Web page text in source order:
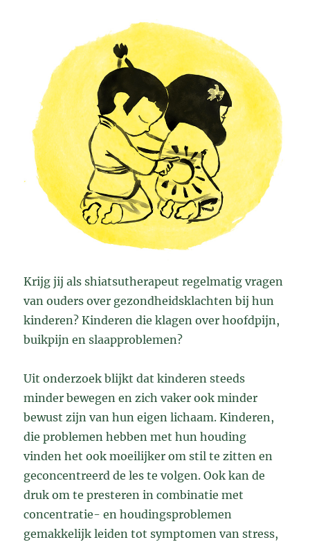
Krijg jij als shiatsutherapeut regelmatig vragen
van ouders over gezondheidsklachten bij hun
kinderen? Kinderen die klagen over hoofdpijn,
buikpijn en slaapproblemen?
Uit onderzoek blijkt dat kinderen steeds
minder bewegen en zich vaker ook minder
bewust zijn van hun eigen lichaam. Kinderen,
die problemen hebben met hun houding
vinden het ook moeilijker om stil te zitten en
geconcentreerd de les te volgen. Ook kan de
druk om te presteren in combinatie met
concentratie- en houdingsproblemen
gemakkelijk leiden tot symptomen van stress,